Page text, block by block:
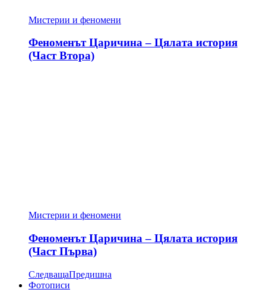
Мистерии и феномени
Феноменът Царичина – Цялата история
(Част Втора)
Мистерии и феномени
Феноменът Царичина – Цялата история
(Част Първа)
СледващаПредишна
Фотописи